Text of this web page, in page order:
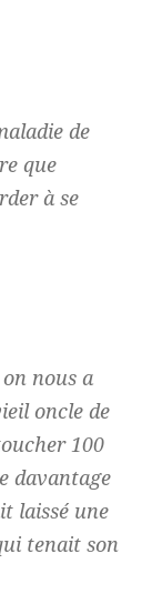
de
que
à se
nous a
oncle de
100
davantage
laissé une
tenait son